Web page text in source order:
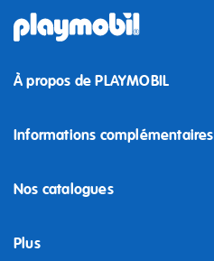
À propos de PLAYMOBIL
Informations complémentaires
Nos catalogues
Plus